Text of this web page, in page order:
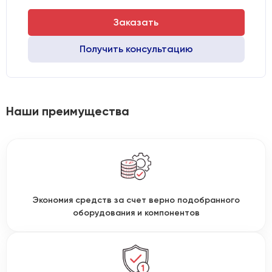
Заказать
Получить консультацию
Наши преимущества
Экономия средств за счет верно подобранного
оборудования и компонентов